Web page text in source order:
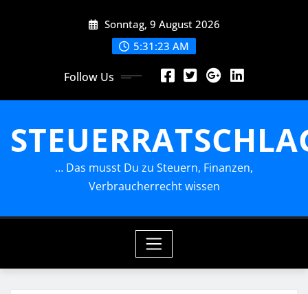
Sonntag, 9 August 2026
5:31:24 AM
Follow Us
… Das musst Du zu Steuern, Finanzen,
Verbraucherrecht wissen